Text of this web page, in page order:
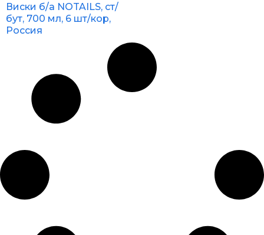
Виски б/а NOTAILS, ст/
бут, 700 мл, 6 шт/кор,
Россия